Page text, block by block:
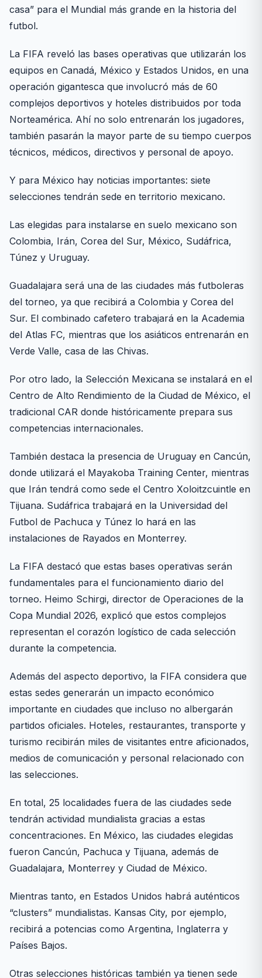
casa” para el Mundial más grande en la historia del
futbol.
La FIFA reveló las bases operativas que utilizarán los
equipos en Canadá, México y Estados Unidos, en una
operación gigantesca que involucró más de 60
complejos deportivos y hoteles distribuidos por toda
Norteamérica. Ahí no solo entrenarán los jugadores,
también pasarán la mayor parte de su tiempo cuerpos
técnicos, médicos, directivos y personal de apoyo.
Y para México hay noticias importantes: siete
selecciones tendrán sede en territorio mexicano.
Las elegidas para instalarse en suelo mexicano son
Colombia, Irán, Corea del Sur, México, Sudáfrica,
Túnez y Uruguay.
Guadalajara será una de las ciudades más futboleras
del torneo, ya que recibirá a Colombia y Corea del
Sur. El combinado cafetero trabajará en la Academia
del Atlas FC, mientras que los asiáticos entrenarán en
Verde Valle, casa de las Chivas.
Por otro lado, la Selección Mexicana se instalará en el
Centro de Alto Rendimiento de la Ciudad de México, el
tradicional CAR donde históricamente prepara sus
competencias internacionales.
También destaca la presencia de Uruguay en Cancún,
donde utilizará el Mayakoba Training Center, mientras
que Irán tendrá como sede el Centro Xoloitzcuintle en
Tijuana. Sudáfrica trabajará en la Universidad del
Futbol de Pachuca y Túnez lo hará en las
instalaciones de Rayados en Monterrey.
La FIFA destacó que estas bases operativas serán
fundamentales para el funcionamiento diario del
torneo. Heimo Schirgi, director de Operaciones de la
Copa Mundial 2026, explicó que estos complejos
representan el corazón logístico de cada selección
durante la competencia.
Además del aspecto deportivo, la FIFA considera que
estas sedes generarán un impacto económico
importante en ciudades que incluso no albergarán
partidos oficiales. Hoteles, restaurantes, transporte y
turismo recibirán miles de visitantes entre aficionados,
medios de comunicación y personal relacionado con
las selecciones.
En total, 25 localidades fuera de las ciudades sede
tendrán actividad mundialista gracias a estas
concentraciones. En México, las ciudades elegidas
fueron Cancún, Pachuca y Tijuana, además de
Guadalajara, Monterrey y Ciudad de México.
Mientras tanto, en Estados Unidos habrá auténticos
“clusters” mundialistas. Kansas City, por ejemplo,
recibirá a potencias como Argentina, Inglaterra y
Países Bajos.
Otras selecciones históricas también ya tienen sede